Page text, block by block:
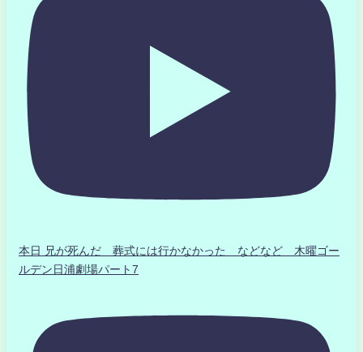
本日 兄が死んだ 葬式には行かなかった などなど 木曜ゴー
ルデン日浦劇場パート7